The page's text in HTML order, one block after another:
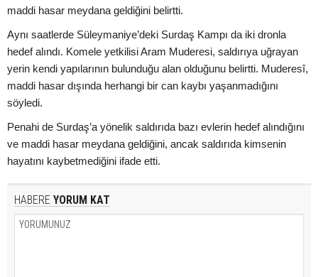
maddi hasar meydana geldiğini belirtti.
Aynı saatlerde Süleymaniye’deki Surdaş Kampı da iki dronla
hedef alındı. Komele yetkilisi Aram Muderesi, saldırıya uğrayan
yerin kendi yapılarının bulunduğu alan olduğunu belirtti. Muderesî,
maddi hasar dışında herhangi bir can kaybı yaşanmadığını
söyledi.
Penahi de Surdaş’a yönelik saldırıda bazı evlerin hedef alındığını
ve maddi hasar meydana geldiğini, ancak saldırıda kimsenin
hayatını kaybetmediğini ifade etti.
HABERE YORUM KAT